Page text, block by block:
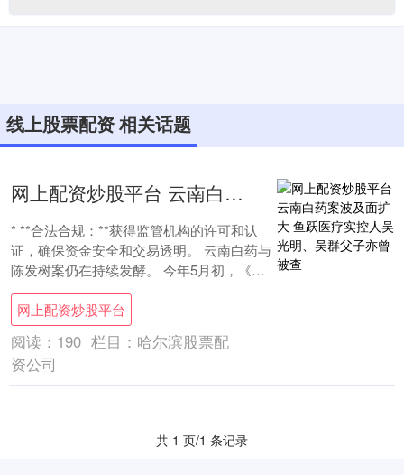
线上股票配资 相关话题
网上配资炒股平台 云南白药案波及面扩大 鱼跃医疗实控人吴光明、吴群父子亦曾被查
* **合法合规：**获得监管机构的许可和认
证，确保资金安全和交易透明。 云南白药与
陈发树案仍在持续发酵。 今年5月初，《经
济观察报》报道其爆发窝案，公司原董事....
网上配资炒股平台
阅读： 190 栏目： 哈尔滨股票配
资公司
共 1 页/1 条记录